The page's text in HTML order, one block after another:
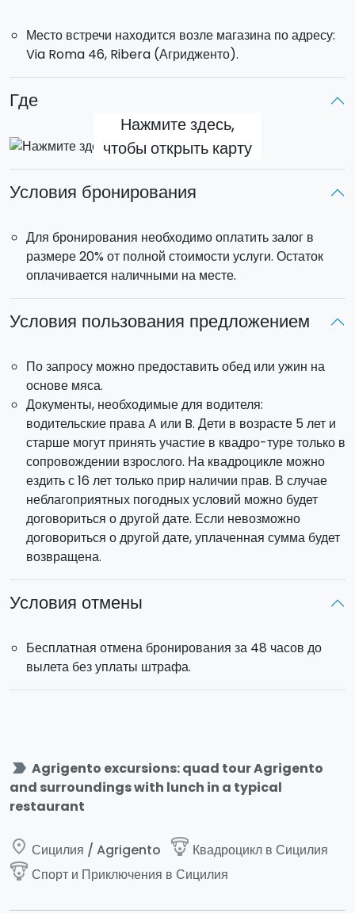
ваш гид покажет вам место, где вы отведаете типичный
сицилийский обед, состоящий из закуски, первого блюда
и десерта.
Каждый квадроцикл вмещает до 2 человек.
Место встречи находится возле магазина по адресу:
Via Roma 46, Ribera (Агридженто).
Где
Нажмите здесь,
чтобы открыть карту
Условия бронирования
Для бронирования необходимо оплатить залог в
размере 20% от полной стоимости услуги. Остаток
оплачивается наличными на месте.
Условия пользования предложением
По запросу можно предоставить обед или ужин на
основе мяса.
Документы, необходимые для водителя:
водительские права A или B. Дети в возрасте 5 лет и
старше могут принять участие в квадро-туре только в
сопровождении взрослого. На квадроцикле можно
ездить с 16 лет только прир наличии прав. В случае
неблагоприятных погодных условий можно будет
договориться о другой дате. Если невозможно
договориться о другой дате, уплаченная сумма будет
возвращена.
Условия отмены
Бесплатная отмена бронирования за 48 часов до
вылета без уплаты штрафа.
label_important Agrigento excursions: quad tour Agrigento
and surroundings with lunch in a typical
restaurant
place Сицилия / Agrigento paragliding Квадроцикл в Сицилия
paragliding Спорт и Приключения в Сицилия